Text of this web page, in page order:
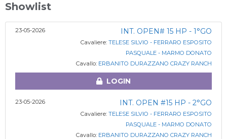
Showlist
23-05-2026 INT. OPEN# 15 HP - 1°GO
Cavaliere: TELESE SILVIO - FERRARO ESPOSITO
PASQUALE - MARMO DONATO
Cavallo: ERBANITO DURAZZANO CRAZY RANCH
LOGIN
23-05-2026 INT. OPEN #15 HP - 2°GO
Cavaliere: TELESE SILVIO - FERRARO ESPOSITO
PASQUALE - MARMO DONATO
Cavallo: ERBANITO DURAZZANO CRAZY RANCH